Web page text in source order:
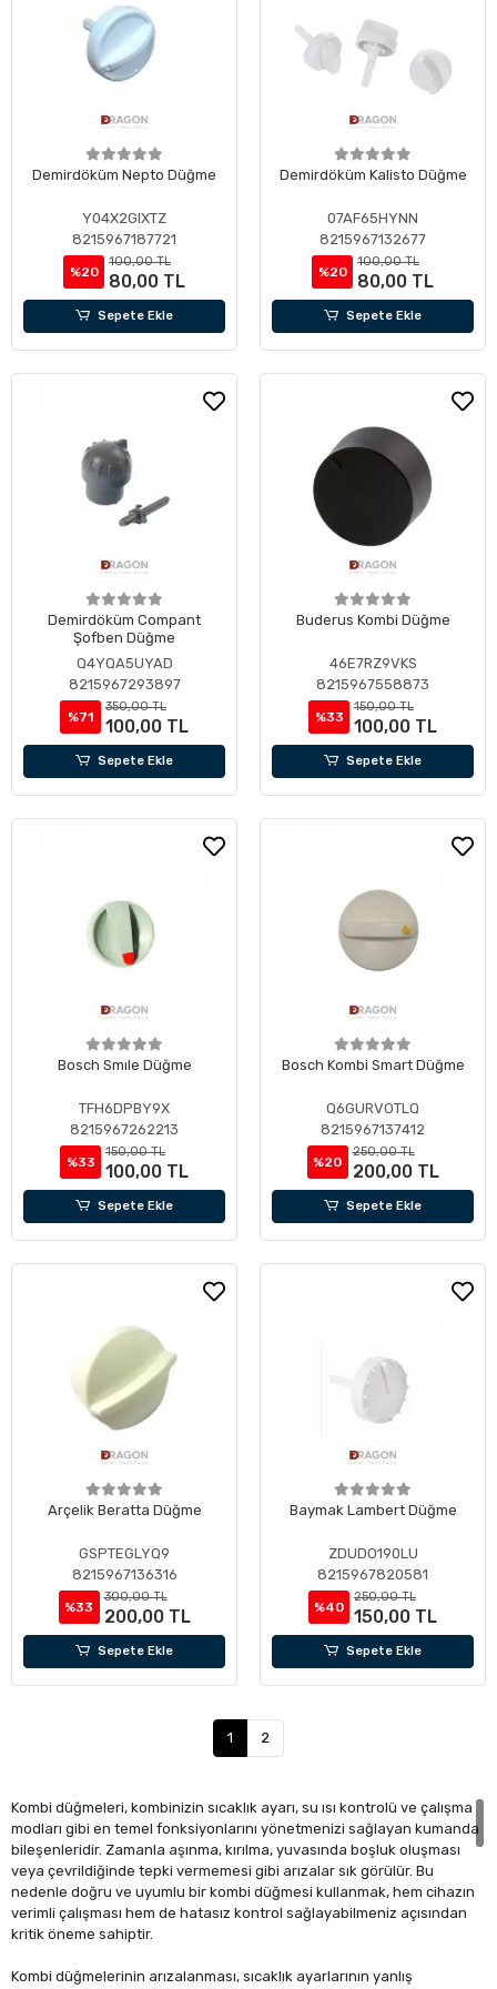
Demirdöküm Nepto Düğme
Y04X2GIXTZ
8215967187721
%20
100,00 TL
80,00 TL
Sepete Ekle
Demirdöküm Kalisto Düğme
07AF65HYNN
8215967132677
%20
100,00 TL
80,00 TL
Sepete Ekle
Demirdöküm Compant
Şofben Düğme
Q4YQA5UYAD
8215967293897
%71
350,00 TL
100,00 TL
Sepete Ekle
Buderus Kombi Düğme
46E7RZ9VKS
8215967558873
%33
150,00 TL
100,00 TL
Sepete Ekle
Bosch Smıle Düğme
TFH6DPBY9X
8215967262213
%33
150,00 TL
100,00 TL
Sepete Ekle
Bosch Kombi Smart Düğme
Q6GURVOTLQ
8215967137412
%20
250,00 TL
200,00 TL
Sepete Ekle
Arçelik Beratta Düğme
GSPTEGLYQ9
8215967136316
%33
300,00 TL
200,00 TL
Sepete Ekle
Baymak Lambert Düğme
ZDUDO190LU
8215967820581
%40
250,00 TL
150,00 TL
Sepete Ekle
1 2
Kombi düğmeleri, kombinizin sıcaklık ayarı, su ısı kontrolü ve çalışma
modları gibi en temel fonksiyonlarını yönetmenizi sağlayan kumanda
bileşenleridir. Zamanla aşınma, kırılma, yuvasında boşluk oluşması
veya çevrildiğinde tepki vermemesi gibi arızalar sık görülür. Bu
nedenle doğru ve uyumlu bir kombi düğmesi kullanmak, hem cihazın
verimli çalışması hem de hatasız kontrol sağlayabilmeniz açısından
kritik öneme sahiptir.
Kombi düğmelerinin arızalanması, sıcaklık ayarlarının yanlış